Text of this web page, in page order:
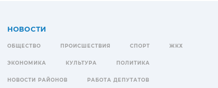
НОВОСТИ
ОБЩЕСТВО ПРОИСШЕСТВИЯ СПОРТ ЖКХ
ЭКОНОМИКА КУЛЬТУРА ПОЛИТИКА
НОВОСТИ РАЙОНОВ РАБОТА ДЕПУТАТОВ